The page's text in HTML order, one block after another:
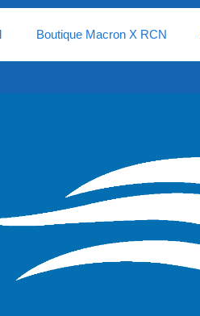
Boutique Macron X RCN